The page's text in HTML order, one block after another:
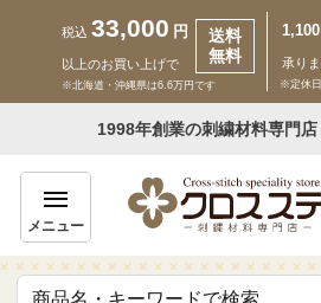
税込 33,000 円
以上のお買い上げで
送料
無料
※北海道・沖縄県は6.6万円です
承り
※定休日
1998年創業の刺繍材料専門
メニュー
いらっしゃいませ ゲ